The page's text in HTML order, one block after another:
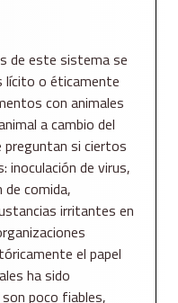
de este sistema se
lícito o éticamente
con animales
a cambio del
preguntan si ciertos
inoculación de virus,
comida,
irritantes en
el papel
ha sido
poco fiables,